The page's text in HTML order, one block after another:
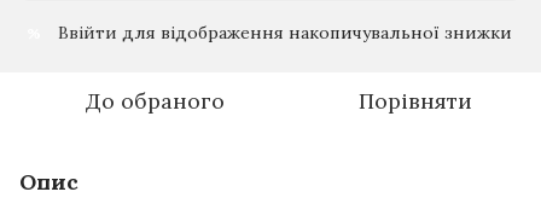
Ввійти для відображення накопичувальної знижки
До обраного Порівняти
Опис